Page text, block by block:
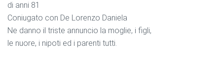
di anni 81
Coniugato con De Lorenzo Daniela
Ne danno il triste annuncio la moglie, i figli,
le nuore, i nipoti ed i parenti tutti.